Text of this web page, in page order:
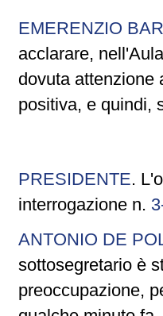
EMERENZIO
acclarare,
dovuta attenzione
positiva, e quindi,
PRESIDENTE.
interrogazione n.
ANTONIO DE
sottosegretario è
preoccupazione,